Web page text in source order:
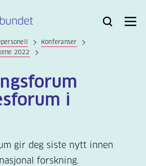
Bli
Logg
Søk Meny
Konferanser
2022
i
gir deg siste nytt innen
forskning.